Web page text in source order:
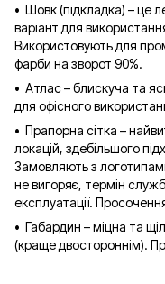
• Шовк (підкладка) – це
варіант для
Використовують для
фарби на зворот 90%.
• Атлас – блискуча та
для офісного
• Прапорна сітка –
локацій, здебільшого
Замовляють з
не вигоряє, термін
експлуатації.
• Габардин – міцна та
(краще двостороннім).